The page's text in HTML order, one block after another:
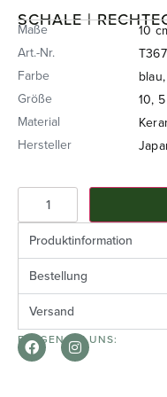
SCHALE |
Maße
10
Art.-Nr.
Farbe
Größe
10,
Material
Hersteller
Produktinformation
Bestellung
Versand
FOLGEN SIE UNS: